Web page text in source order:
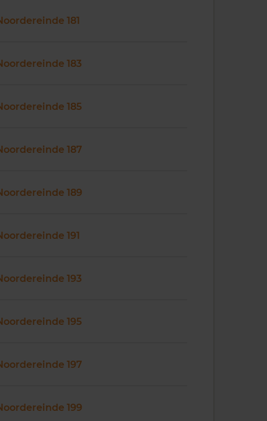
181
183
185
187
189
191
193
195
197
199